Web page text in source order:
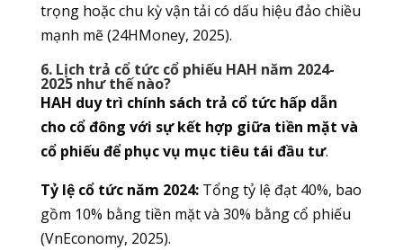
trọng hoặc chu kỳ vận tải có dấu hiệu đảo chiều
mạnh mẽ (24HMoney, 2025).
6. Lịch trả cổ tức cổ phiếu HAH năm 2024-
2025 như thế nào?
HAH duy trì chính sách trả cổ tức hấp dẫn
cho cổ đông với sự kết hợp giữa tiền mặt và
cổ phiếu để phục vụ mục tiêu tái đầu tư.
Tỷ lệ cổ tức năm 2024:Tổng tỷ lệ đạt 40%, bao
gồm 10% bằng tiền mặt và 30% bằng cổ phiếu
(VnEconomy, 2025).